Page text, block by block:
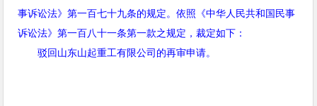
事诉讼法》第一百七十九条的规定。依照《中华人民共和国民事
诉讼法》第一百八十一条第一款之规定，裁定如下：
驳回山东山起重工有限公司的再审申请。